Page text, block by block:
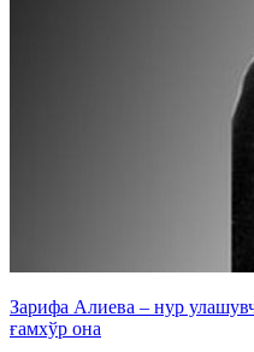
Зарифа Алиева – нур
ғамхўр она